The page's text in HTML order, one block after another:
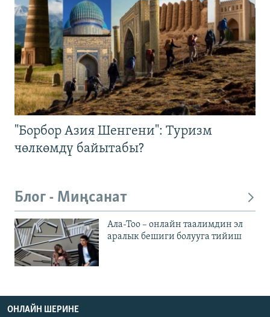
"Борбор Азия Шенгени": Туризм
чөлкөмдү байытабы?
Блог - Миңсанат
Ала-Тоо – онлайн таалимдин эл
аралык бешиги болууга тийиш
ОНЛАЙН ШЕРИНЕ